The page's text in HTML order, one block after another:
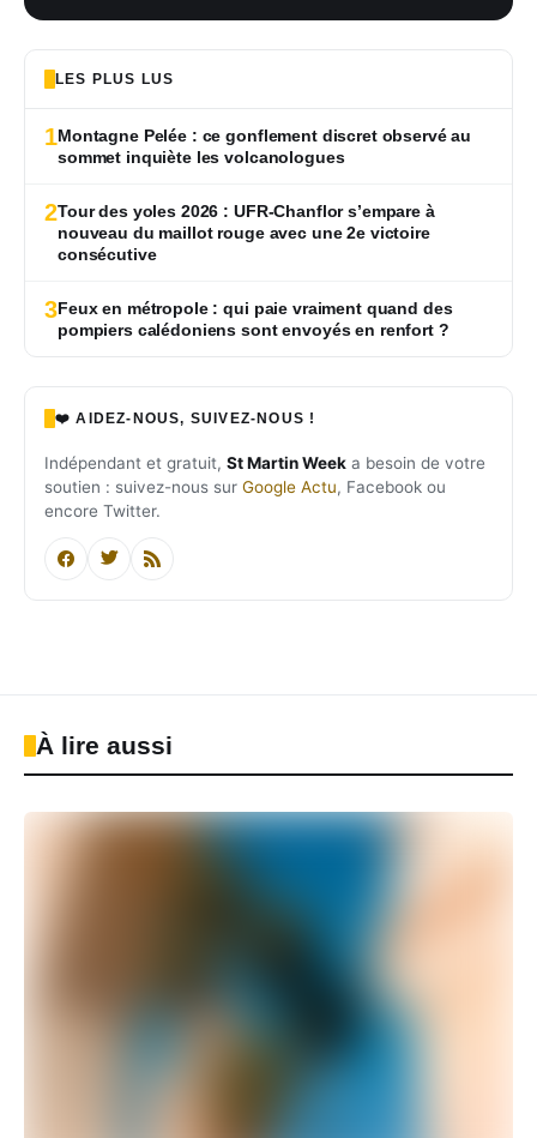
LES PLUS LUS
1Montagne Pelée : ce gonflement discret observé au
sommet inquiète les volcanologues
2Tour des yoles 2026 : UFR-Chanflor s’empare à
nouveau du maillot rouge avec une 2e victoire
consécutive
3Feux en métropole : qui paie vraiment quand des
pompiers calédoniens sont envoyés en renfort ?
❤️ AIDEZ-NOUS, SUIVEZ-NOUS !
Indépendant et gratuit, St Martin Week a besoin de votre
soutien : suivez-nous sur Google Actu, Facebook ou
encore Twitter.
À lire aussi